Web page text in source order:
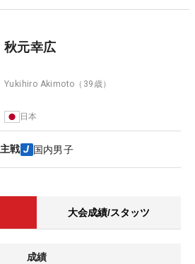
秋元幸広
Yukihiro Akimoto （39歳）
日本
主戦 国内男子
大会成績/スタッツ
成績